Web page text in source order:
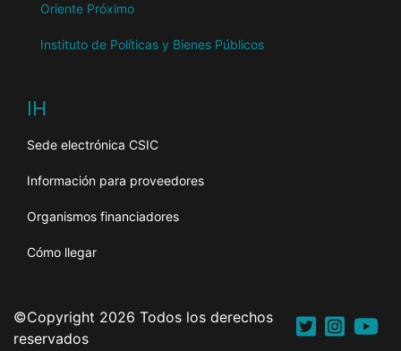
Oriente Próximo
Instituto de Políticas y Bienes Públicos
IH
Sede electrónica CSIC
Información para proveedores
Organismos financiadores
Cómo llegar
©Copyright 2026 Todos los derechos
reservados